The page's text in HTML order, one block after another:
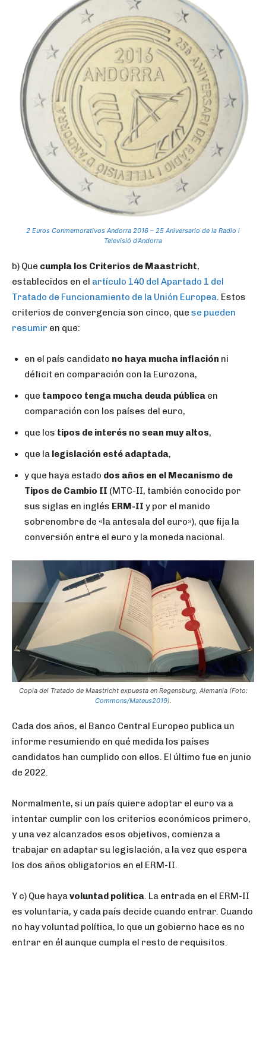
2 Euros Conmemorativos Andorra 2016 – 25 Aniversario de la Radio i
Televisió d’Andorra
b) Que cumpla los Criterios de Maastricht,
establecidos en el artículo 140 del Apartado 1 del
Tratado de Funcionamiento de la Unión Europea. Estos
criterios de convergencia son cinco, que se pueden
resumir en que:
en el país candidato no haya mucha inflación ni
déficit en comparación con la Eurozona,
que tampoco tenga mucha deuda pública en
comparación con los países del euro,
que los tipos de interés no sean muy altos,
que la legislación esté adaptada,
y que haya estado dos años en el Mecanismo de
Tipos de Cambio II (MTC-II, también conocido por
sus siglas en inglés ERM-II y por el manido
sobrenombre de «la antesala del euro»), que fija la
conversión entre el euro y la moneda nacional.
Copia del Tratado de Maastricht expuesta en Regensburg, Alemania (Foto:
Commons/Mateus2019).
Cada dos años, el Banco Central Europeo publica un
informe resumiendo en qué medida los países
candidatos han cumplido con ellos. El último fue en junio
de 2022.
Normalmente, si un país quiere adoptar el euro va a
intentar cumplir con los criterios económicos primero,
y una vez alcanzados esos objetivos, comienza a
trabajar en adaptar su legislación, a la vez que espera
los dos años obligatorios en el ERM-II.
Y c) Que hayavoluntad politica. La entrada en el ERM-II
es voluntaria, y cada país decide cuando entrar. Cuando
no hay voluntad política, lo que un gobierno hace es no
entrar en él aunque cumpla el resto de requisitos.